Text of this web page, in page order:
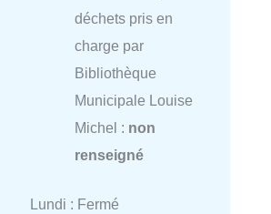
déchets pris en
charge par
Bibliothèque
Municipale Louise
Michel : non
renseigné
Lundi : Fermé